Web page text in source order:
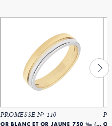
PROMESSE Nº 110
OR BLANC ET OR JAUNE 750 ‰ (18 CARATS)